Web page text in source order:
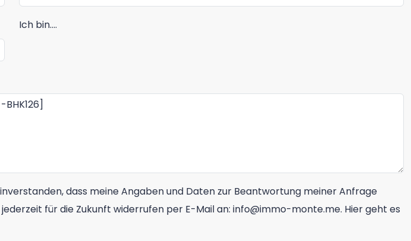
Ich bin....
dass meine Angaben und Daten zur Beantwortung meiner Anfrage
für die Zukunft widerrufen per E-Mail an: info@immo-monte.me. Hier geht es